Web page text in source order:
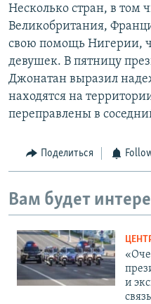
Несколько стран, в том
Великобритания,
свою помощь Нигерии,
девушек. В пятницу
Джонатан выразил
находятся на
переправлены в
Поделиться
Вам будет
и